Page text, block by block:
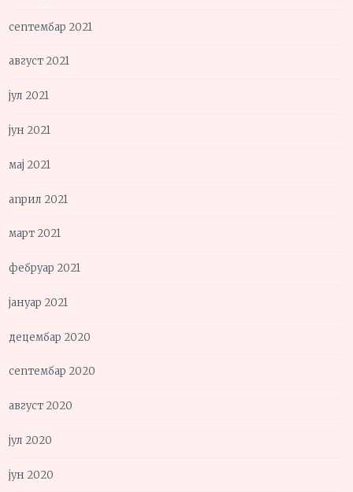
септембар 2021
август 2021
јул 2021
јун 2021
мај 2021
април 2021
март 2021
фебруар 2021
јануар 2021
децембар 2020
септембар 2020
август 2020
јул 2020
јун 2020